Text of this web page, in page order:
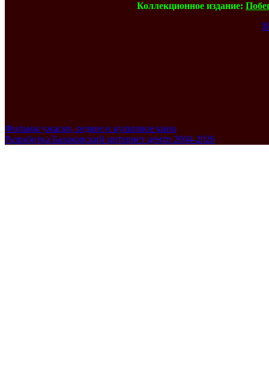
Коллекционное издание:
Фильмы ужасов, редкое и культовое кино
Разработка Балаковский интернет центр 2004-2026